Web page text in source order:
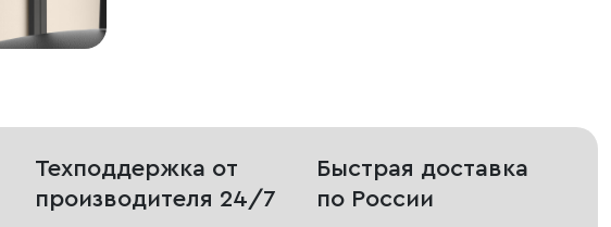
Техподдержка от
производителя 24/7
Быстрая доставка
по России